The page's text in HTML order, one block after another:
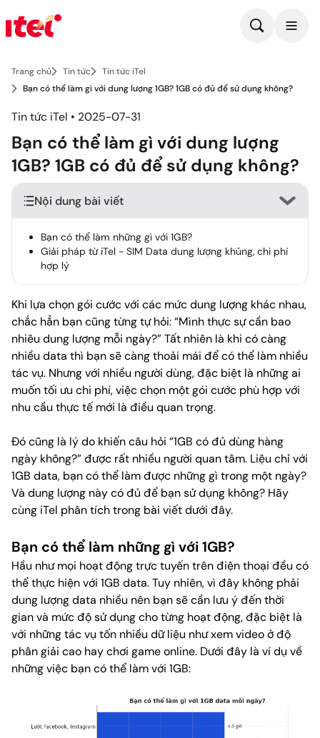
Trang chủ Tin tức
Tin tức iTel
Bạn có thể làm gì với dung lượng 1GB? 1GB có đủ để sử dụng không?
Tin tức iTel • 2025-07-31
Bạn có thể làm gì với dung lượng
1GB? 1GB có đủ để sử dụng không?
Nội dung bài viết
Bạn có thể làm những gì với 1GB?
Giải pháp từ iTel - SIM Data dung lượng khủng, chi phí
hợp lý
Khi lựa chọn gói cước với các mức dung lượng khác nhau,
chắc hẳn bạn cũng từng tự hỏi: “Mình thực sự cần bao
nhiêu dung lượng mỗi ngày?” Tất nhiên là khi có càng
nhiều data thì bạn sẽ càng thoải mái để có thể làm nhiều
tác vụ. Nhưng với nhiều người dùng, đặc biệt là những ai
muốn tối ưu chi phí, việc chọn một gói cước phù hợp với
nhu cầu thực tế mới là điều quan trọng.
Đó cũng là lý do khiến câu hỏi “1GB có đủ dùng hàng
ngày không?” được rất nhiều người quan tâm. Liệu chỉ với
1GB data, bạn có thể làm được những gì trong một ngày?
Và dung lượng này có đủ để bạn sử dụng không? Hãy
cùng iTel phân tích trong bài viết dưới đây.
Bạn có thể làm những gì với 1GB?
Hầu như mọi hoạt động trực tuyến trên điện thoại đều có
thể thực hiện với 1GB data. Tuy nhiên, vì đây không phải
dung lượng data nhiều nên bạn sẽ cần lưu ý đến thời
gian và mức độ sử dụng cho từng hoạt động, đặc biệt là
với những tác vụ tốn nhiều dữ liệu như xem video ở độ
phân giải cao hay chơi game online. Dưới đây là ví dụ về
những việc bạn có thể làm với 1GB: